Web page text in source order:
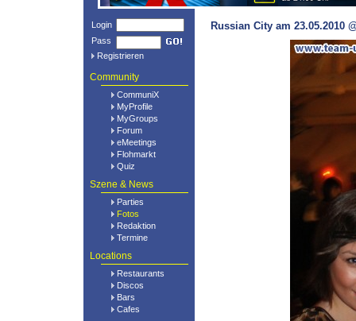
Login
Pass
Registrieren
Community
CommuniX
MyProfile
MyGroups
Forum
eMeetings
Flohmarkt
Quiz
Szene & News
Parties
Fotos
Redaktion
Termine
Locations
Restaurants
Discos
Bars
Cafes
Russian City am 23.05.2010